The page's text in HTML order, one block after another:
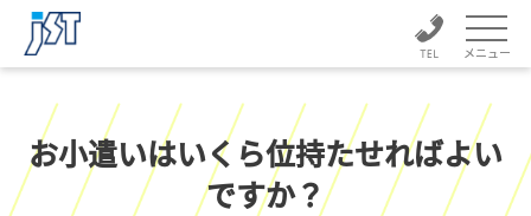
メニュー
お小遣いはいくら位持たせればよい
ですか？